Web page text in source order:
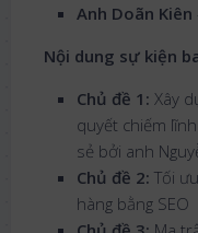
Anh Doãn Kiên
Nội dung sự kiện
Chủ đề 1: Xây
quyết chiếm
sẻ bởi anh
Chủ đề 2: Tối
hàng bằng